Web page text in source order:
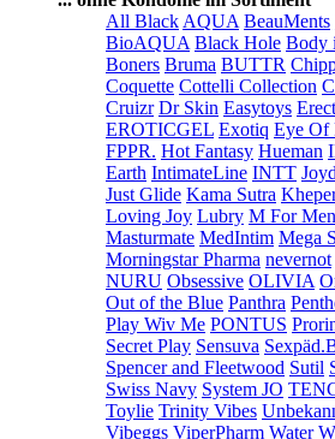
All Black AQUA BeauMents
BioAQUA Black Hole Body
Boners Bruma BUTTR
Coquette Cottelli Collection
Cruizr Dr Skin Easytoys
EROTICGEL Exotiq Eye Of
FPPR. Hot Fantasy Hueman
Earth IntimateLine INTT
Just Glide Kama Sutra
Loving Joy Lubry M For Men
Masturmate MedIntim Mega
Morningstar Pharma nevernot
NURU Obsessive OLIVIA
Out of the Blue Panthra
Play Wiv Me PONTUS
Secret Play Sensuva
Spencer and Fleetwood Sutil
Swiss Navy System JO
Toylie Trinity Vibes
Vibeggs ViperPharm Water